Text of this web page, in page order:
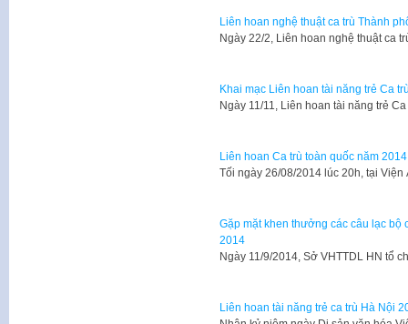
Liên hoan nghệ thuật ca trù Thành
Ngày 22/2, Liên hoan nghệ thuật ca
Khai mạc Liên hoan tài năng trẻ Ca
Ngày 11/11, Liên hoan tài năng trẻ
Liên hoan Ca trù toàn quốc năm 2014
​Tối ngày 26/08/2014 lúc 20h, tại
Gặp mặt khen thưởng các câu lạc bộ
2014
​Ngày 11/9/2014, Sở VHTTDL HN tổ
Liên hoan tài năng trẻ ca trù Hà Nội